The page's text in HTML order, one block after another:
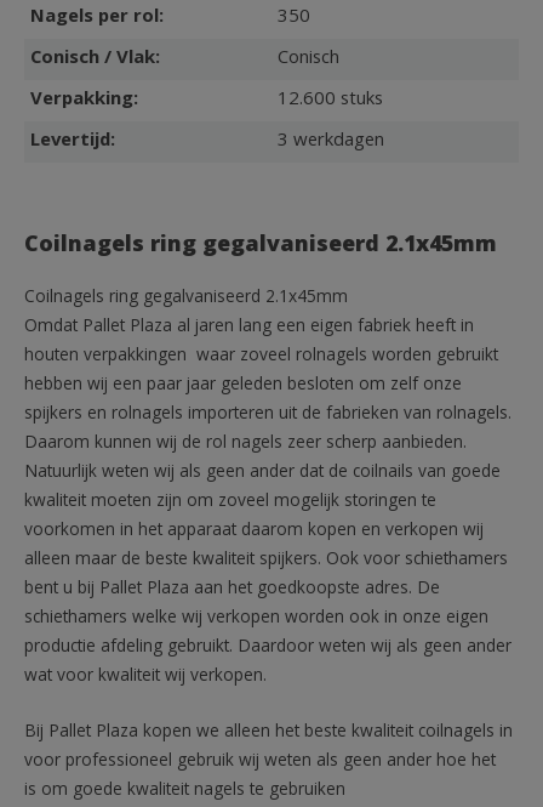
Nagels per rol:
350
Conisch / Vlak:
Conisch
Verpakking:
12.600 stuks
Levertijd:
3 werkdagen
Coilnagels ring gegalvaniseerd 2.1x45mm
Coilnagels ring gegalvaniseerd 2.1x45mm
Omdat Pallet Plaza al jaren lang een eigen fabriek heeft in
houten verpakkingen waar zoveel rolnagels worden gebruikt
hebben wij een paar jaar geleden besloten om zelf onze
spijkers en rolnagels importeren uit de fabrieken van rolnagels.
Daarom kunnen wij de rol nagels zeer scherp aanbieden.
Natuurlijk weten wij als geen ander dat de coilnails van goede
kwaliteit moeten zijn om zoveel mogelijk storingen te
voorkomen in het apparaat daarom kopen en verkopen wij
alleen maar de beste kwaliteit spijkers. Ook voor schiethamers
bent u bij Pallet Plaza aan het goedkoopste adres. De
schiethamers welke wij verkopen worden ook in onze eigen
productie afdeling gebruikt. Daardoor weten wij als geen ander
wat voor kwaliteit wij verkopen.
Bij Pallet Plaza kopen we alleen het beste kwaliteit coilnagels in
voor professioneel gebruik wij weten als geen ander hoe het
is om goede kwaliteit nagels te gebruiken